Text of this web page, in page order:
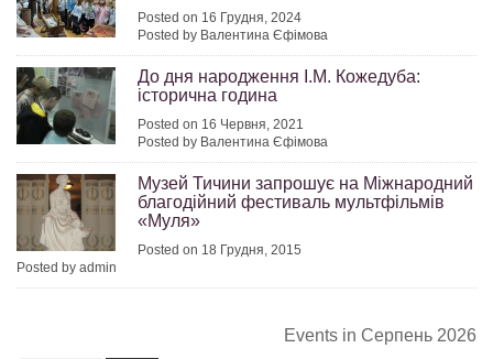
Posted on 16 Грудня, 2024
Posted by Валентина Єфімова
До дня народження І.М. Кожедуба:
історична година
Posted on 16 Червня, 2021
Posted by Валентина Єфімова
Музей Тичини запрошує на Міжнародний
благодійний фестиваль мультфільмів
«Муля»
Posted on 18 Грудня, 2015
Posted by admin
Events in Серпень 2026